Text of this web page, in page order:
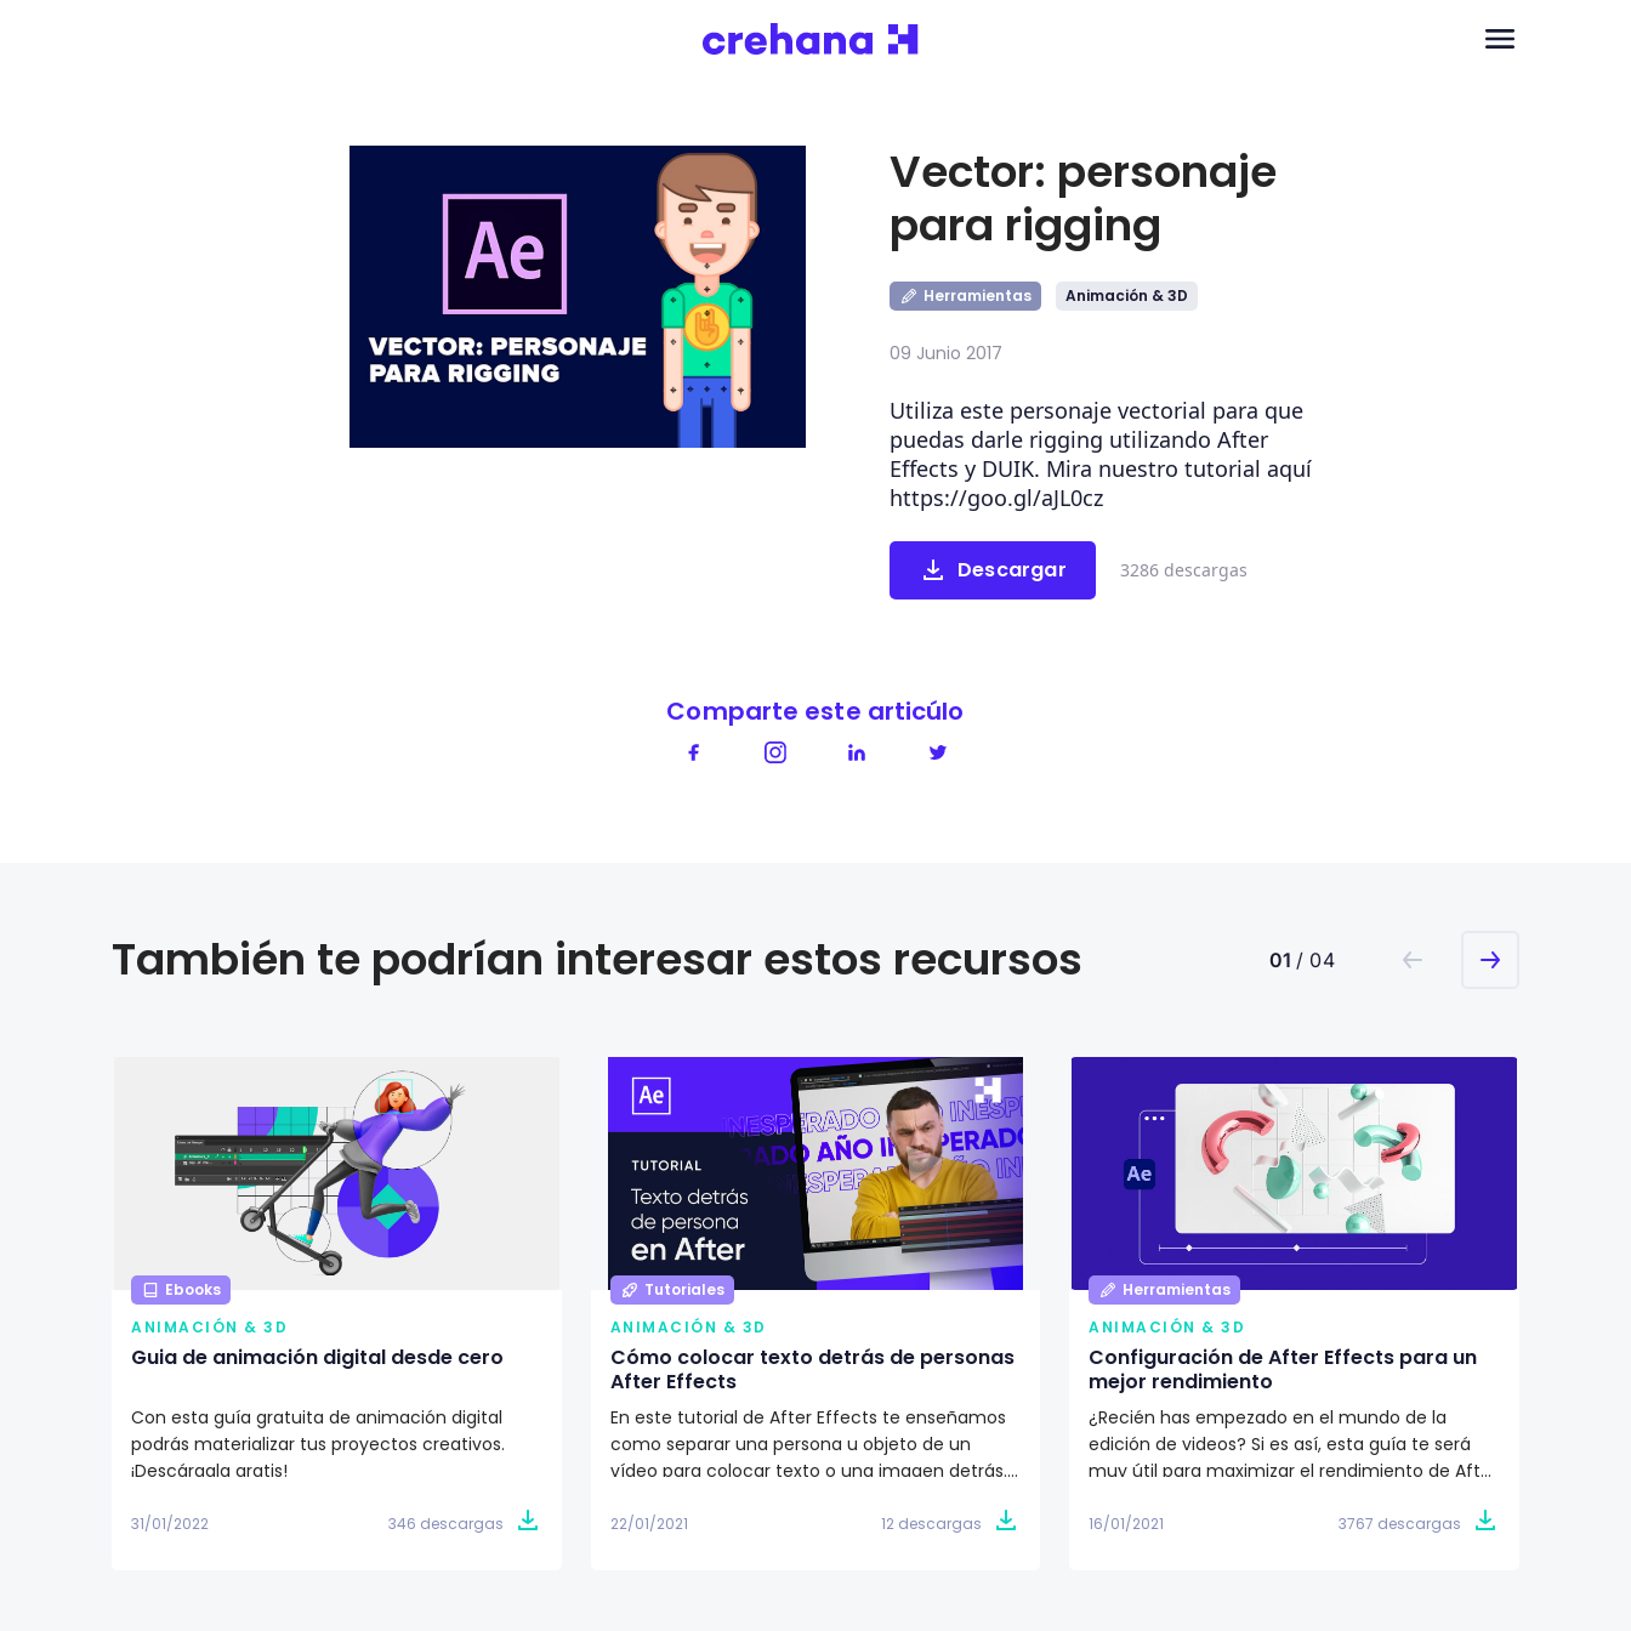
Vector: personaje
para rigging
Herramientas Animación & 3D
09 Junio 2017
Utiliza este personaje vectorial para que
puedas darle rigging utilizando After
Effects y DUIK. Mira nuestro tutorial aquí
https://goo.gl/aJL0cz
Descargar 3286 descargas
Comparte este articúlo
También te podrían interesar estos recursos 01 / 04
Ebooks
ANIMACIÓN & 3D
Guia de animación digital desde cero
Con esta guía gratuita de animación digital
podrás materializar tus proyectos creativos.
¡Descárgala gratis!
31/01/2022 346 descargas
Tutoriales
ANIMACIÓN & 3D
Cómo colocar texto detrás de personas
After Effects
En este tutorial de After Effects te enseñamos
como separar una persona u objeto de un
vídeo para colocar texto o una imagen detrás.
rotoscopia!
22/01/2021 12 descargas
Herramientas
ANIMACIÓN & 3D
Configuración de After Effects para un
mejor rendimiento
¿Recién has empezado en el mundo de la
edición de videos? Si es así, esta guía te será
muy útil para maximizar el rendimiento de After
vuelva lenta con el uso de este programa y que
16/01/2021 3767 descargas